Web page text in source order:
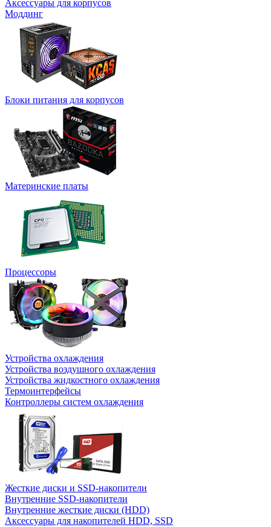
Аксессуары для корпусов
Моддинг
Блоки питания для корпусов
Материнские платы
Процессоры
Устройства охлаждения
Устройства воздушного охлаждения
Устройства жидкостного охлаждения
Термоинтерфейсы
Контроллеры систем охлаждения
Жесткие диски и SSD-накопители
Внутренние SSD-накопители
Внутренние жесткие диски (HDD)
Аксессуары для накопителей HDD, SSD